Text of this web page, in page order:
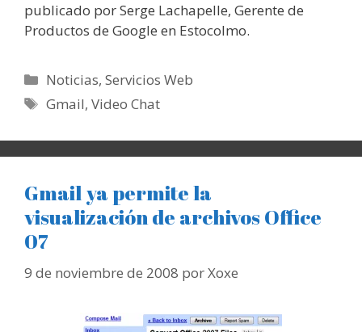
publicado por Serge Lachapelle, Gerente de
Productos de Google en Estocolmo.
Categorías
Noticias,Servicios Web
Etiquetas
Gmail,Video Chat
Gmail ya permite la
visualización de archivos Office
07
9 de noviembre de 2008 porXoxe